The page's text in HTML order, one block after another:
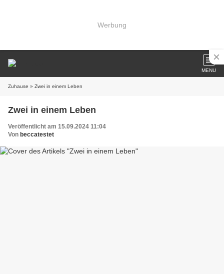
Werbung
MENU
Zuhause » Zwei in einem Leben
Zwei in einem Leben
Veröffentlicht am 15.09.2024 11:04
Von beccatestet